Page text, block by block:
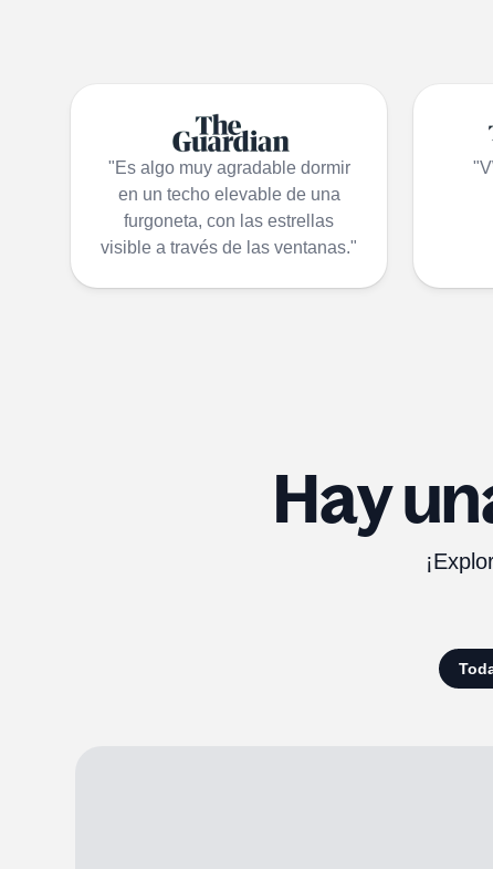
"Es algo muy agradable dormir
en un techo elevable de una
furgoneta, con las estrellas
visible a través de las ventanas."
Hay